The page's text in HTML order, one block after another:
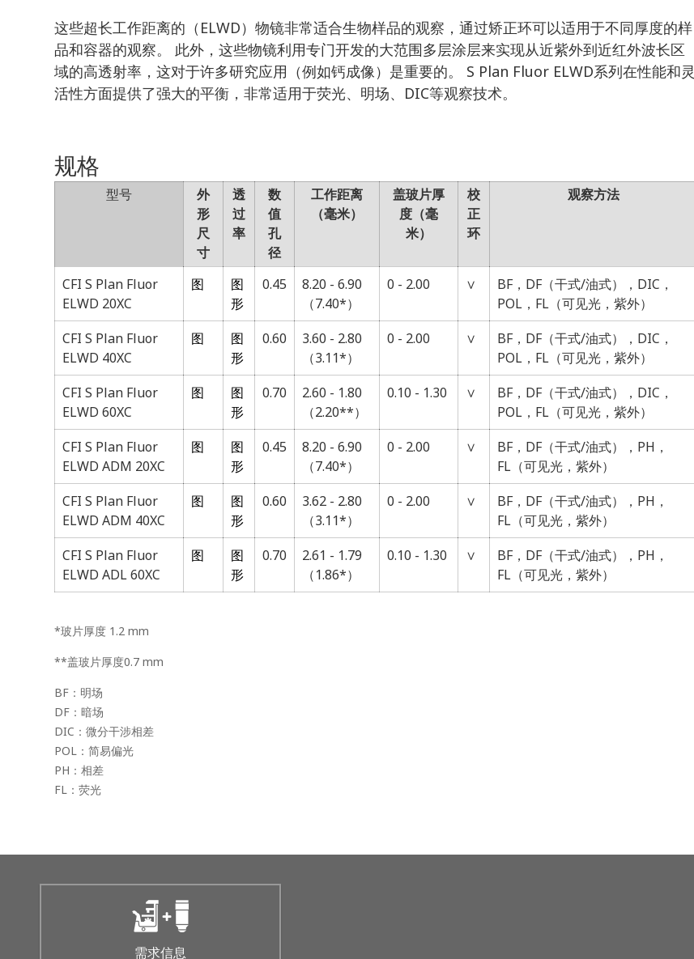
这些超长工作距离的（ELWD）物镜非常适合生物样品的观察，通过矫正环可以适用于不同厚度的样
品和容器的观察。 此外，这些物镜利用专门开发的大范围多层涂层来实现从近紫外到近红外波长区
域的高透射率，这对于许多研究应用（例如钙成像）是重要的。 S Plan Fluor ELWD系列在性能和灵
活性方面提供了强大的平衡，非常适用于荧光、明场、DIC等观察技术。
规格
型号
外
形
尺
寸
透
过
率
数
值
孔
径
工作距离
（毫米）
盖玻片厚
度（毫
米）
校
正
环
观察方法
CFI S Plan Fluor
ELWD 20XC
图
图
形
0.45
8.20 - 6.90
（7.40*）
0 - 2.00 ∨
BF，DF（干式/油式），DIC，
POL，FL（可见光，紫外）
CFI S Plan Fluor
ELWD 40XC
图
图
形
0.60
3.60 - 2.80
（3.11*）
0 - 2.00 ∨
BF，DF（干式/油式），DIC，
POL，FL（可见光，紫外）
CFI S Plan Fluor
ELWD 60XC
图
图
形
0.70
2.60 - 1.80
（2.20**）
0.10 - 1.30 ∨
BF，DF（干式/油式），DIC，
POL，FL（可见光，紫外）
CFI S Plan Fluor
ELWD ADM 20XC
图
图
形
0.45
8.20 - 6.90
（7.40*）
0 - 2.00 ∨
BF，DF（干式/油式），PH，
FL（可见光，紫外）
CFI S Plan Fluor
ELWD ADM 40XC
图
图
形
0.60
3.62 - 2.80
（3.11*）
0 - 2.00 ∨
BF，DF（干式/油式），PH，
FL（可见光，紫外）
CFI S Plan Fluor
ELWD ADL 60XC
图
图
形
0.70
2.61 - 1.79
（1.86*）
0.10 - 1.30 ∨
BF，DF（干式/油式），PH，
FL（可见光，紫外）
*玻片厚度 1.2 mm
**盖玻片厚度0.7 mm
BF：明场
DF：暗场
DIC：微分干涉相差
POL：简易偏光
PH：相差
FL：荧光
需求信息